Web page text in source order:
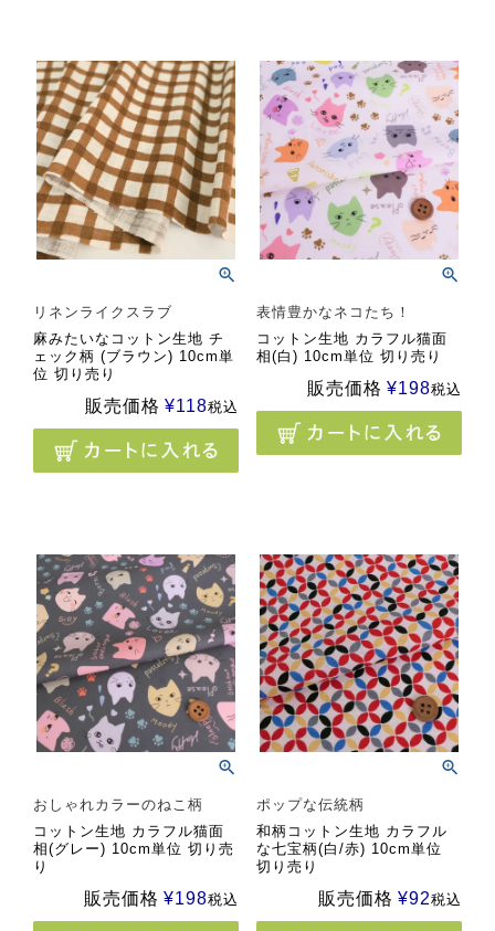
リネンライクスラブ
麻みたいなコットン生地 チ
ェック柄 (ブラウン) 10cm単
位 切り売り
販売価格 ¥118税込
表情豊かなネコたち！
コットン生地 カラフル猫面
相(白) 10cm単位 切り売り
販売価格 ¥198税込
おしゃれカラーのねこ柄
コットン生地 カラフル猫面
相(グレー) 10cm単位 切り売
り
販売価格 ¥198税込
ポップな伝統柄
和柄コットン生地 カラフル
な七宝柄(白/赤) 10cm単位
切り売り
販売価格 ¥92税込